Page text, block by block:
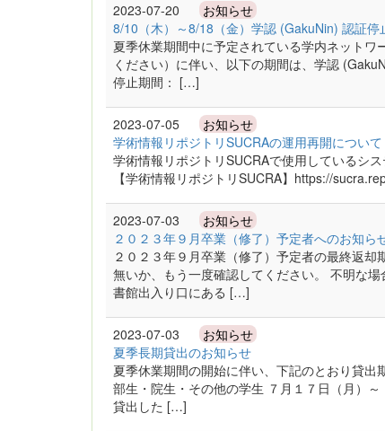
2023-07-20 お知らせ
8/10（木）～8/18（金）学認 (GakuNin) 認証停
夏季休業期間中に予定されている学内ネット
ください）に伴い、以下の期間は、学認
停止期間： […]
2023-07-05 お知らせ
学術情報リポジトリSUCRAの運用再開について
学術情報リポジトリSUCRAで使用しているシ
【学術情報リポジトリSUCRA】https://
2023-07-03 お知らせ
２０２３年９月卒業（修了）予定者へのお知ら
２０２３年９月卒業（修了）予定者の最終返
無いか、もう一度確認してください。 不明な
書館出入り口にある […]
2023-07-03 お知らせ
夏季長期貸出のお知らせ
夏季休業期間の開始に伴い、下記のとおり貸
部生・院生・その他の学生 ７月１７日（月）
貸出した […]